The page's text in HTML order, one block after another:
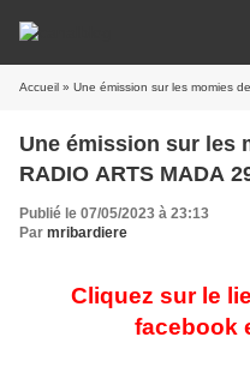
Accueil » Une émission sur les momies
Une émission sur les
RADIO ARTS MADA
Publié le 07/05/2023 à 23:13
Par mribardiere
Cliquez sur le
facebook